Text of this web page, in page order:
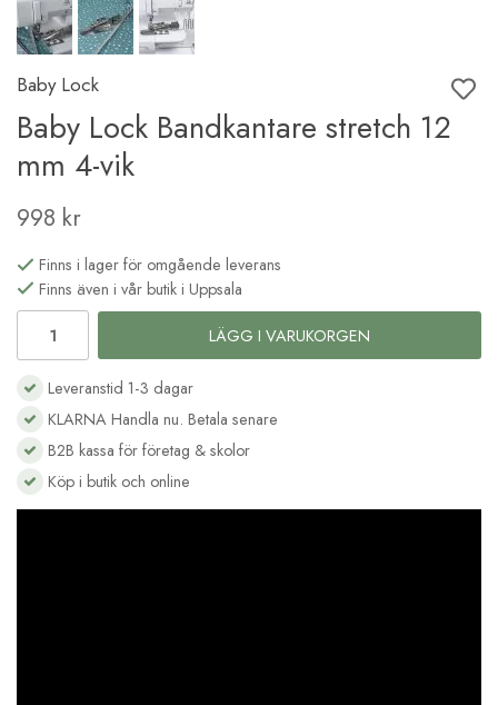
Baby Lock
Baby Lock Bandkantare stretch 12
mm 4-vik
998 kr
Finns i lager för omgående leverans
Finns även i vår butik i Uppsala
LÄGG I VARUKORGEN
Leveranstid 1-3 dagar
KLARNA Handla nu. Betala senare
B2B kassa för företag & skolor
Köp i butik och online